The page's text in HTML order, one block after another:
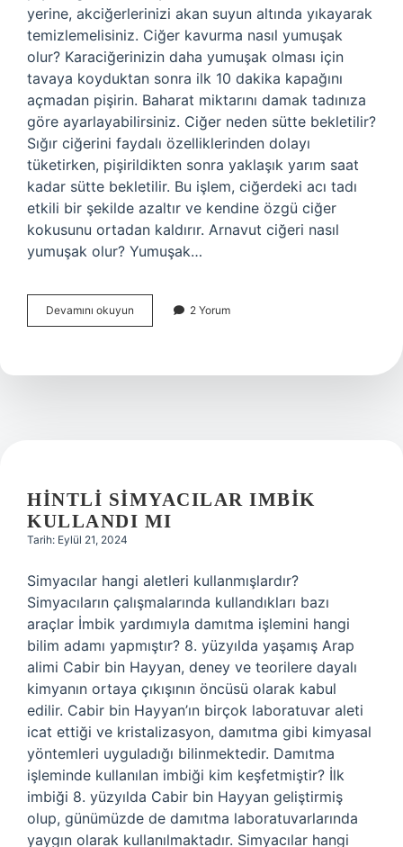
yerine, akciğerlerinizi akan suyun altında yıkayarak
temizlemelisiniz. Ciğer kavurma nasıl yumuşak
olur? Karaciğerinizin daha yumuşak olması için
tavaya koyduktan sonra ilk 10 dakika kapağını
açmadan pişirin. Baharat miktarını damak tadınıza
göre ayarlayabilirsiniz. Ciğer neden sütte bekletilir?
Sığır ciğerini faydalı özelliklerinden dolayı
tüketirken, pişirildikten sonra yaklaşık yarım saat
kadar sütte bekletilir. Bu işlem, ciğerdeki acı tadı
etkili bir şekilde azaltır ve kendine özgü ciğer
kokusunu ortadan kaldırır. Arnavut ciğeri nasıl
yumuşak olur? Yumuşak…
Devamını okuyun
Nasıl
2 Yorum
HINTLI SIMYACILAR IMBIK
KULLANDI MI
Tarih: Eylül 21, 2024
Simyacılar hangi aletleri kullanmışlardır?
Simyacıların çalışmalarında kullandıkları bazı
araçlar İmbik yardımıyla damıtma işlemini hangi
bilim adamı yapmıştır? 8. yüzyılda yaşamış Arap
alimi Cabir bin Hayyan, deney ve teorilere dayalı
kimyanın ortaya çıkışının öncüsü olarak kabul
edilir. Cabir bin Hayyan’ın birçok laboratuvar aleti
icat ettiği ve kristalizasyon, damıtma gibi kimyasal
yöntemleri uyguladığı bilinmektedir. Damıtma
işleminde kullanılan imbiği kim keşfetmiştir? İlk
imbiği 8. yüzyılda Cabir bin Hayyan geliştirmiş
olup, günümüzde de damıtma laboratuvarlarında
yaygın olarak kullanılmaktadır. Simyacılar hangi